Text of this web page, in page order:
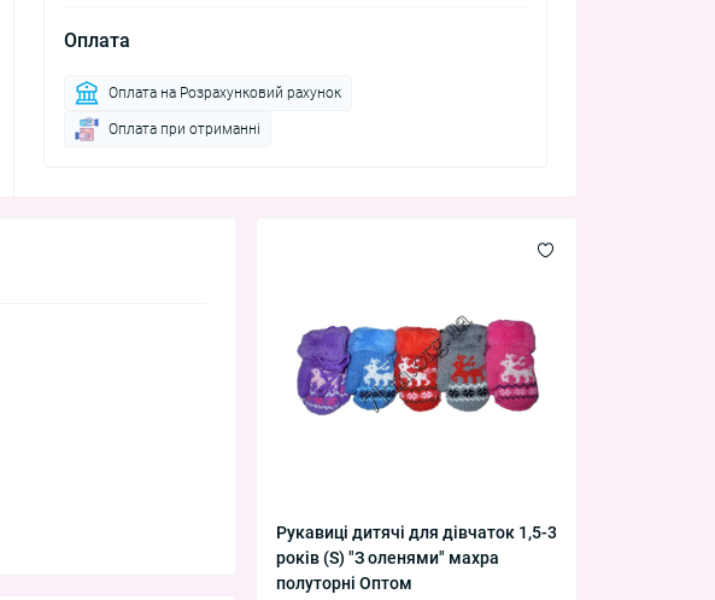
Оплата
Оплата на Розрахунковий рахунок
Оплата при отриманні
Рукавиці дитячі для дівчаток 1,5-3
років (S) "З оленями" махра
полуторні Оптом